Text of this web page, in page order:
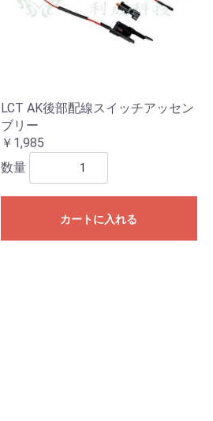
LCT AK後部配線スイッチアッセン
ブリー
￥1,985
数量
カートに入れる